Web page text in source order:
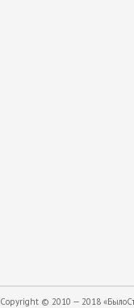
Copyright © 2010 — 2018